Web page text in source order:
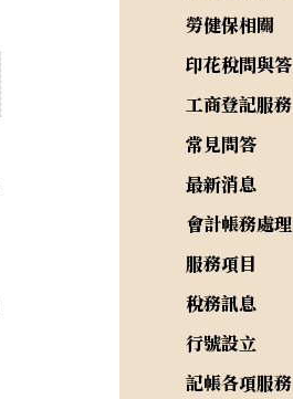
勞健保相關
印花稅問與答
工商登記服務
常見問答
最新消息
會計帳務處理
服務項目
稅務訊息
行號設立
記帳各項服務